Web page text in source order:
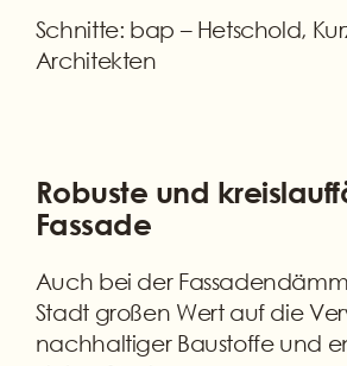
Schnitte: bap – Hetschold,
Architekten
Robuste und
Fassade
Auch bei der
Stadt großen Wert auf die
nachhaltiger Baustoffe und